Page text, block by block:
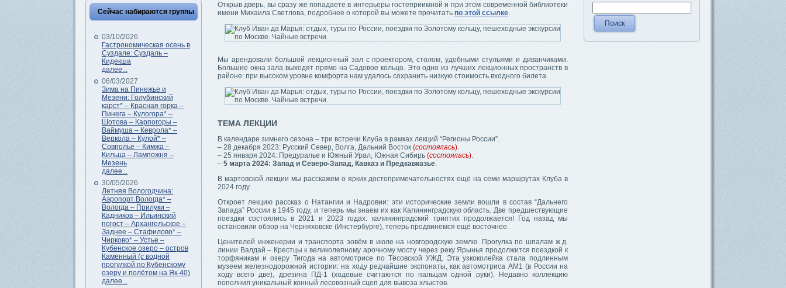
Сейчас набираются группы
03/10/2026
Гастрономическая осень в
Суздале: Суздаль –
Кидекша
далее...
06/03/2027
Зима на Пинежье и
Мезени: Голубинский
карст* – Красная горка –
Пинега – Кулогора* –
Шотова – Карпогоры –
Ваймуша – Кеврола* –
Веркола – Кулой* –
Совполье – Кимжа –
Кильца – Лампожня –
Мезень
далее...
30/05/2026
Летняя Вологодчина:
Аэропорт Вологда* –
Вологда – Прилуки –
Кадников – Ильинский
погост – Архангельское –
Заднее – Стафилово* –
Чирково* – Устье –
Кубенское озеро – остров
Каменный (с водной
прогулкой по Кубенскому
озеру и полётом на Як-40)
далее...
Открыв дверь, вы сразу же попадаете в интерьеры гостеприимной и при этом современной библиотеки
имени Михаила Светлова, подробнее о которой вы можете прочитать по этой ссылке.
Мы арендовали большой лекционный зал с проектором, столом, удобными стульями и диванчиками.
Большие окна зала выходят прямо на Садовое кольцо. Это одно из лучших лекционных пространств в
районе: при высоком уровне комфорта нам удалось сохранить низкую стоимость входного билета.
ТЕМА ЛЕКЦИИ
В календаре зимнего сезона – три встречи Клуба в рамках лекций “Регионы России”.
– 28 декабря 2023: Русский Север, Волга, Дальний Восток (состоялась).
– 25 января 2024: Предуралье и Южный Урал, Южная Сибирь (состоялась).
– 5 марта 2024: Запад и Северо-Запад, Кавказ и Предкавказье.
В мартовской лекции мы расскажем о ярких достопримечательностях ещё на семи маршрутах Клуба в
2024 году.
Откроет лекцию рассказ о Натангии и Надровии: эти исторические земли вошли в состав “Дальнего
Запада” России в 1945 году, и теперь мы знаем их как Калининградскую область. Две предшествующие
поездки состоялись в 2021 и 2023 годах: калининградский триптих продолжается! Год назад мы
остановили обзор на Черняховске (Инстербурге), теперь продвинемся ещё восточнее.
Ценителей инженерии и транспорта зовём в июле на новгородскую землю. Прогулка по шпалам ж.д.
линии Валдай – Крестцы к великолепному арочному мосту через реку Ярынья продолжится поездкой к
торфяникам и озеру Тигода на автомотрисе по Тёсовской УЖД. Эта узкоколейка стала подлинным
музеем железнодорожной истории: на ходу редчайшие экспонаты, как автомотриса АМ1 (в России на
ходу всего две), дрезина ПД-1 (ходовые считаются по пальцам одной руки). Недавно коллекцию
пополнил уникальный конный лесовозный сцеп для вывоза хлыстов.